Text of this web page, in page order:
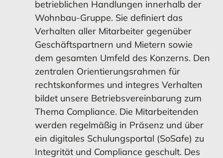
betrieblichen Handlungen innerhalb der
Wohnbau-Gruppe. Sie definiert das
Verhalten aller Mitarbeiter gegenüber
Geschäftspartnern und Mietern sowie
dem gesamten Umfeld des Konzerns. Den
zentralen Orientierungsrahmen für
rechtskonformes und integres Verhalten
bildet unsere Betriebsvereinbarung zum
Thema Compliance. Die Mitarbeitenden
werden regelmäßig in Präsenz und über
ein digitales Schulungsportal (SoSafe) zu
Integrität und Compliance geschult. Des